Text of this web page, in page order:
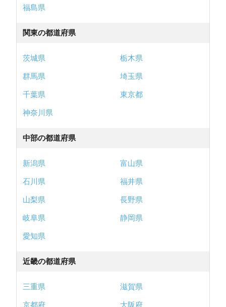
福島県
関東の都道府県
茨城県
栃木県
群馬県
埼玉県
千葉県
東京都
神奈川県
中部の都道府県
新潟県
富山県
石川県
福井県
山梨県
長野県
岐阜県
静岡県
愛知県
近畿の都道府県
三重県
滋賀県
京都府
大阪府